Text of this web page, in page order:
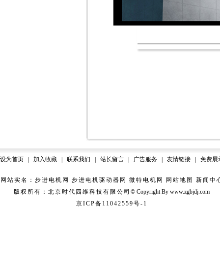
设为首页 加入收藏 联系我们 站长留言 广告服务 友情链接 免费展
网站实名：步进电机网 步进电机驱动器网 微特电机网 网站地图
新闻中
版权所有：北京时代四维科技有限公司© CopyrightBy www.zgbjdj.com
京ICP备11042559号-1